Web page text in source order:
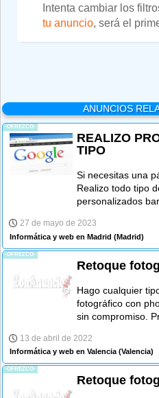
Intenta cambiar los
tu anuncio, será el
ANUNCIOS
-OFREZCO-
REALIZO
TIPO
Si necesitas una
Realizo todo tipo
personalizados
27 de mayo de 2023
Informática y web en Madrid (Madrid)
-OFREZCO-
Retoque
Hago cualquier
fotográfico con
sin compromiso.
13 de abril de 2022
Informática y web en Valencia (Valencia)
-OFREZCO-
Retoque